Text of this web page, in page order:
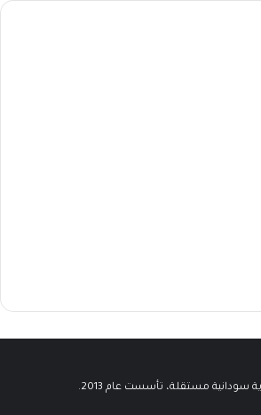
سودانية مستقلة، تأسست عام 2013.